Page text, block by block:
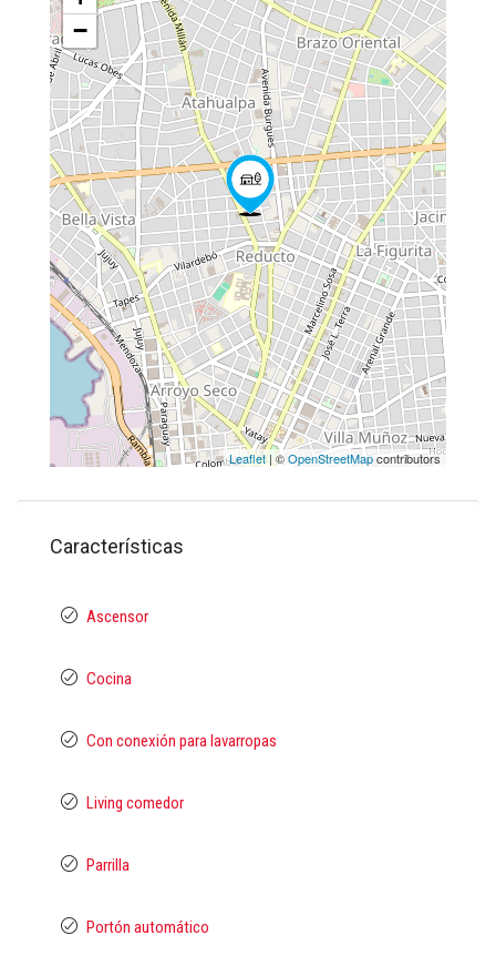
−
Leaflet| ©OpenStreetMapcontributors
Características
Ascensor
Cocina
Con conexión para lavarropas
Living comedor
Parrilla
Portón automático